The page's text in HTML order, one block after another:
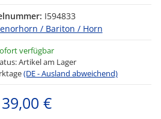
I594833
/ Bariton / Horn
verfügbar
Artikel am Lager
(DE - Ausland abweichend)
39,00 €